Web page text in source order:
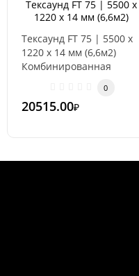
Тексаунд FT 75 | 5500 х
1220 х 14 мм (6,6м2)
Тексаунд FT 75 | 5500 х
1220 х 14 мм (6,6м2)
Комбинированная
мембрана со слоем ..
0
20515.00₽